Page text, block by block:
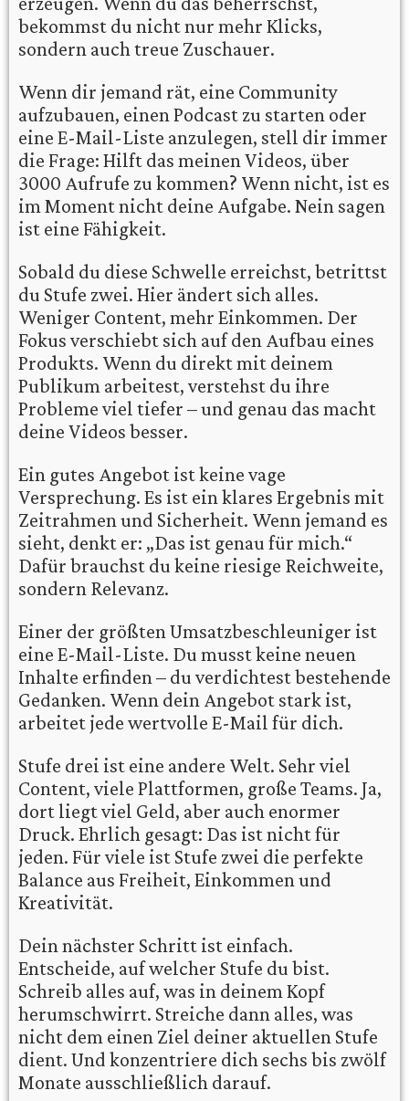
bekommst du nicht nur mehr Klicks,
sondern auch treue Zuschauer.
Wenn dir jemand rät, eine Community
aufzubauen, einen Podcast zu starten oder
eine E-Mail-Liste anzulegen, stell dir immer
die Frage: Hilft das meinen Videos, über
3000 Aufrufe zu kommen? Wenn nicht, ist es
im Moment nicht deine Aufgabe. Nein sagen
ist eine Fähigkeit.
Sobald du diese Schwelle erreichst, betrittst
du Stufe zwei. Hier ändert sich alles.
Weniger Content, mehr Einkommen. Der
Fokus verschiebt sich auf den Aufbau eines
Produkts. Wenn du direkt mit deinem
Publikum arbeitest, verstehst du ihre
Probleme viel tiefer – und genau das macht
deine Videos besser.
Ein gutes Angebot ist keine vage
Versprechung. Es ist ein klares Ergebnis mit
Zeitrahmen und Sicherheit. Wenn jemand es
sieht, denkt er: „Das ist genau für mich.“
Dafür brauchst du keine riesige Reichweite,
sondern Relevanz.
Einer der größten Umsatzbeschleuniger ist
eine E-Mail-Liste. Du musst keine neuen
Inhalte erfinden – du verdichtest bestehende
Gedanken. Wenn dein Angebot stark ist,
arbeitet jede wertvolle E-Mail für dich.
Stufe drei ist eine andere Welt. Sehr viel
Content, viele Plattformen, große Teams. Ja,
dort liegt viel Geld, aber auch enormer
Druck. Ehrlich gesagt: Das ist nicht für
jeden. Für viele ist Stufe zwei die perfekte
Balance aus Freiheit, Einkommen und
Kreativität.
Dein nächster Schritt ist einfach.
Entscheide, auf welcher Stufe du bist.
Schreib alles auf, was in deinem Kopf
herumschwirrt. Streiche dann alles, was
nicht dem einen Ziel deiner aktuellen Stufe
dient. Und konzentriere dich sechs bis zwölf
Monate ausschließlich darauf.